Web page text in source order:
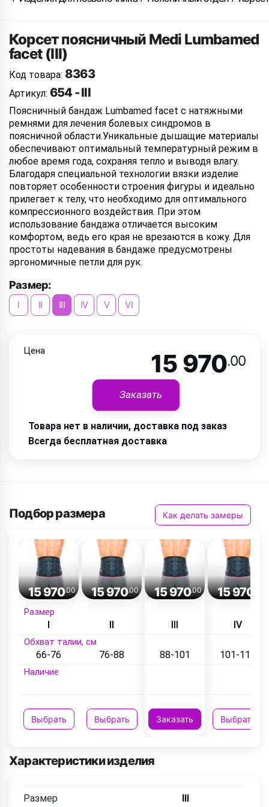
Корсет поясничный Medi Lumbamed
facet (III)
Код товара: 8363
Артикул: 654 - III
Поясничный бандаж Lumbamed facet с натяжными
ремнями для лечения болевых синдромов в
поясничной области.Уникальные дышащие материалы
обеспечивают оптимальный температурный режим в
любое время года, сохраняя тепло и выводя влагу.
Благодаря специальной технологии вязки изделие
повторяет особенности строения фигуры и идеально
прилегает к телу, что необходимо для оптимального
компрессионного воздействия. При этом
использование бандажа отличается высоким
комфортом, ведь его края не врезаются в кожу. Для
простоты надевания в бандаже предусмотрены
эргономичные петли для рук.
Размер:
I II III IV V VI
Цена 15 970.00
Заказать
Товара нет в наличии, доставка под заказ
Всегда бесплатная доставка
Подбор размера Как делать замеры
Размер
Обхват талии, см
Наличие
15 970.00
I
66-76
Выбрать
15 970.00
II
76-88
Выбрать
15 970.00
III
88-101
Заказать
15 970
IV
101-115
Выбрать
Характеристики изделия
Размер III